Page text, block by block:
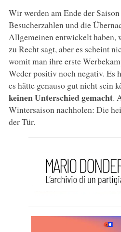
Wir werden am Ende der
Besucherzahlen und die
Allgemeinen entwickelt haben,
zu Recht sagt, aber es scheint
womit man ihre erste
Weder positiv noch negativ. Es
es hätte genauso gut nicht sein
keinen Unterschied gemacht.
Wintersaison nachholen: Die
der Tür.